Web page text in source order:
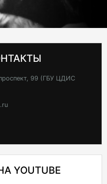
99 (ГБУ ЦДИС
YOUTUBE